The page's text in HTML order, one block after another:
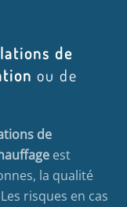
de
ou de
de
est
la qualité
risques en cas